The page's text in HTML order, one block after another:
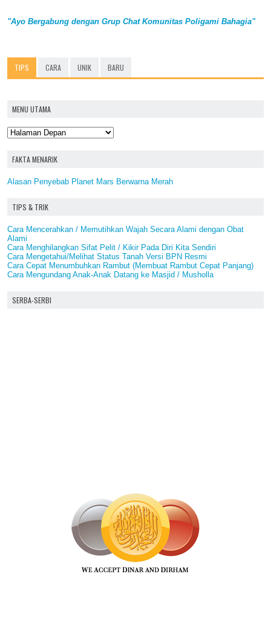
"Ayo Bergabung dengan Grup Chat Komunitas Poligami Bahagia"
TIPS CARA UNIK BARU
MENU UTAMA
FAKTA MENARIK
Alasan Penyebab Planet Mars Berwarna Merah
TIPS & TRIK
Cara Mencerahkan / Memutihkan Wajah Secara Alami dengan Obat
Alami
Cara Menghilangkan Sifat Pelit / Kikir Pada Diri Kita Sendiri
Cara Mengetahui/Melihat Status Tanah Versi BPN Resmi
Cara Cepat Menumbuhkan Rambut (Membuat Rambut Cepat Panjang)
Cara Mengundang Anak-Anak Datang ke Masjid / Musholla
SERBA-SERBI